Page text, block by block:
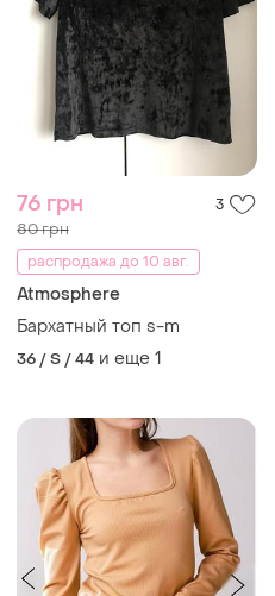
76 грн 3
80 грн
распродажа до 10 авг.
Atmosphere
Бархатный топ s-m
36 / S / 44 и еще 1